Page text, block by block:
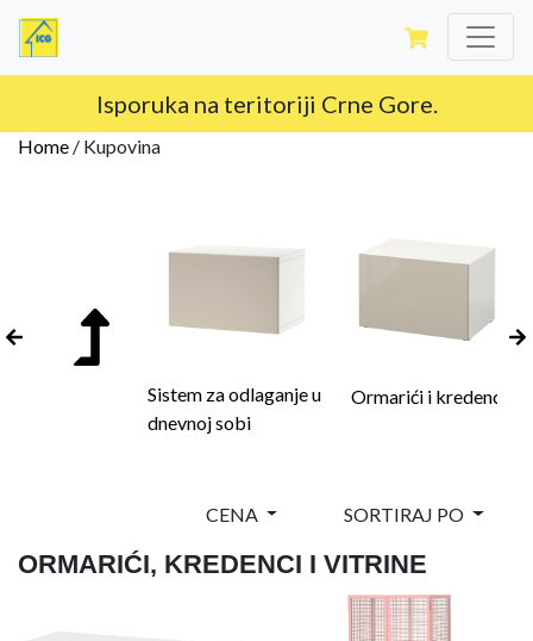
Isporuka na teritoriji Crne Gore.
Home / Kupovina
Sistem za odlaganje u
dnevnoj sobi
Ormarići i kredenci
CENA SORTIRAJ PO
ORMARIĆI, KREDENCI I VITRINE